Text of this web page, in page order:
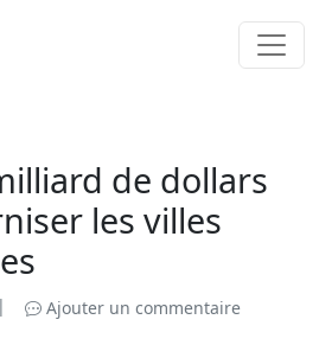
de dollars
les villes
| Ajouter un commentaire